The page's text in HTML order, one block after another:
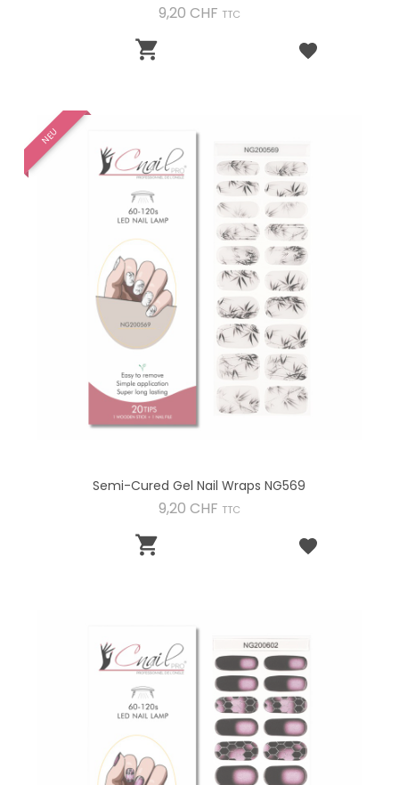
9,20 CHF Preis
TTC

Semi-Cured Gel Nail Wraps NG569
9,20 CHF Preis
TTC
NEU
